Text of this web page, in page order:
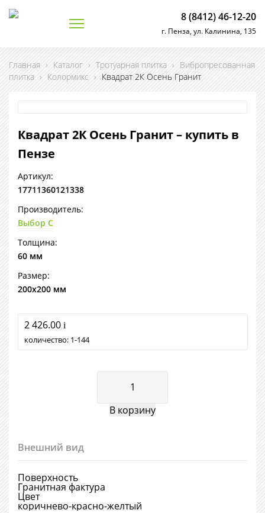
8 (8412) 46-12-20
г. Пенза, ул. Калинина, 135
Главная › Каталог › Тротуарная плитка › Вибропресованная
плитка › Колормикс › Квадрат 2К Осень Гранит
Квадрат 2К Осень Гранит – купить в
Пензе
Артикул:
17711360121338
Производитель:
Выбор С
Толщина:
60 мм
Размер:
200х200 мм
2 426.00 i
количество: 1 144
Внешний вид
Поверхность
Гранитная фактура
Цвет
коричнево-красно-желтый